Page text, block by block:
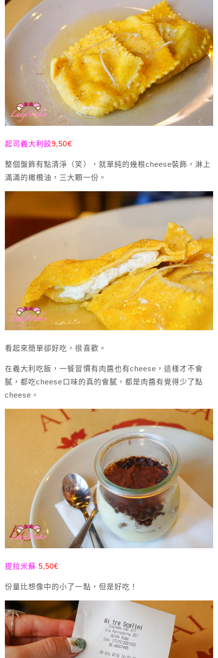
起司義大利餃9,50€
整個盤飾有點清淨（笑），就單純的幾根cheese裝飾，淋上
滿滿的橄欖油，三大顆一份。
看起來簡單卻好吃，很喜歡。
在義大利吃飯，一餐習慣有肉醬也有cheese，這樣才不會
膩，都吃cheese口味的真的會膩，都是肉醬有覺得少了點
cheese。
提拉米蘇5,50€
份量比想像中的小了一點，但是好吃！